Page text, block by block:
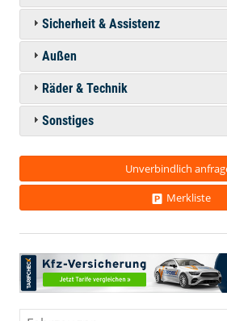
Sicherheit & Assistenz
Außen
Räder & Technik
Sonstiges
Unverbindlich
Merkliste
Fahrzeugnr.